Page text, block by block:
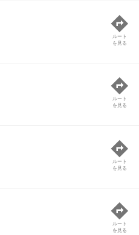
ルート
を見る
ルート
を見る
ルート
を見る
ルート
を見る